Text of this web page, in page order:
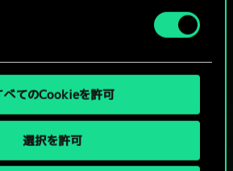
べてのCookieを許可
選択を許可